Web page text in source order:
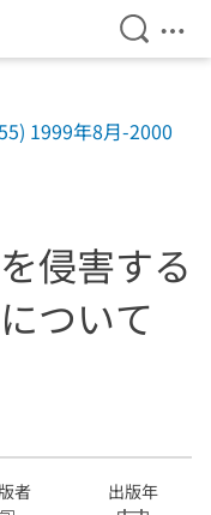
検索を
メ
1999年8月-2000
侵害する
ついて
者 出版年